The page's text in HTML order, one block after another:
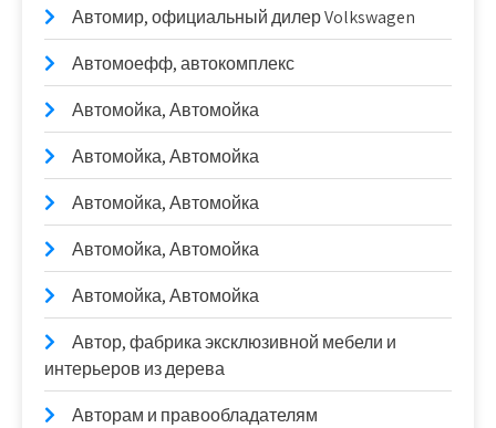
Автомир, официальный дилер Volkswagen
Автомоефф, автокомплекс
Автомойка, Автомойка
Автомойка, Автомойка
Автомойка, Автомойка
Автомойка, Автомойка
Автомойка, Автомойка
Автор, фабрика эксклюзивной мебели и
интерьеров из дерева
Авторам и правообладателям